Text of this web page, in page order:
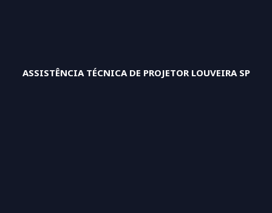
ASSISTÊNCIA TÉCNICA DE PROJETOR LOUVEIRA SP